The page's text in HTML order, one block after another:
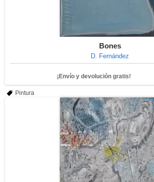
Bones
D. Fernández
¡Envío y devolución gratis!
Pintura